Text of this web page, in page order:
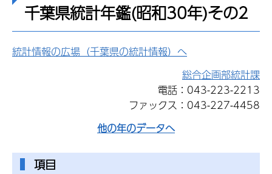
千葉県統計年鑑(昭和30年)その2
統計情報の広場（千葉県の統計情報）へ
総合企画部統計課
電話：043-223-2213
ファックス：043-227-4458
他の年のデータへ
項目